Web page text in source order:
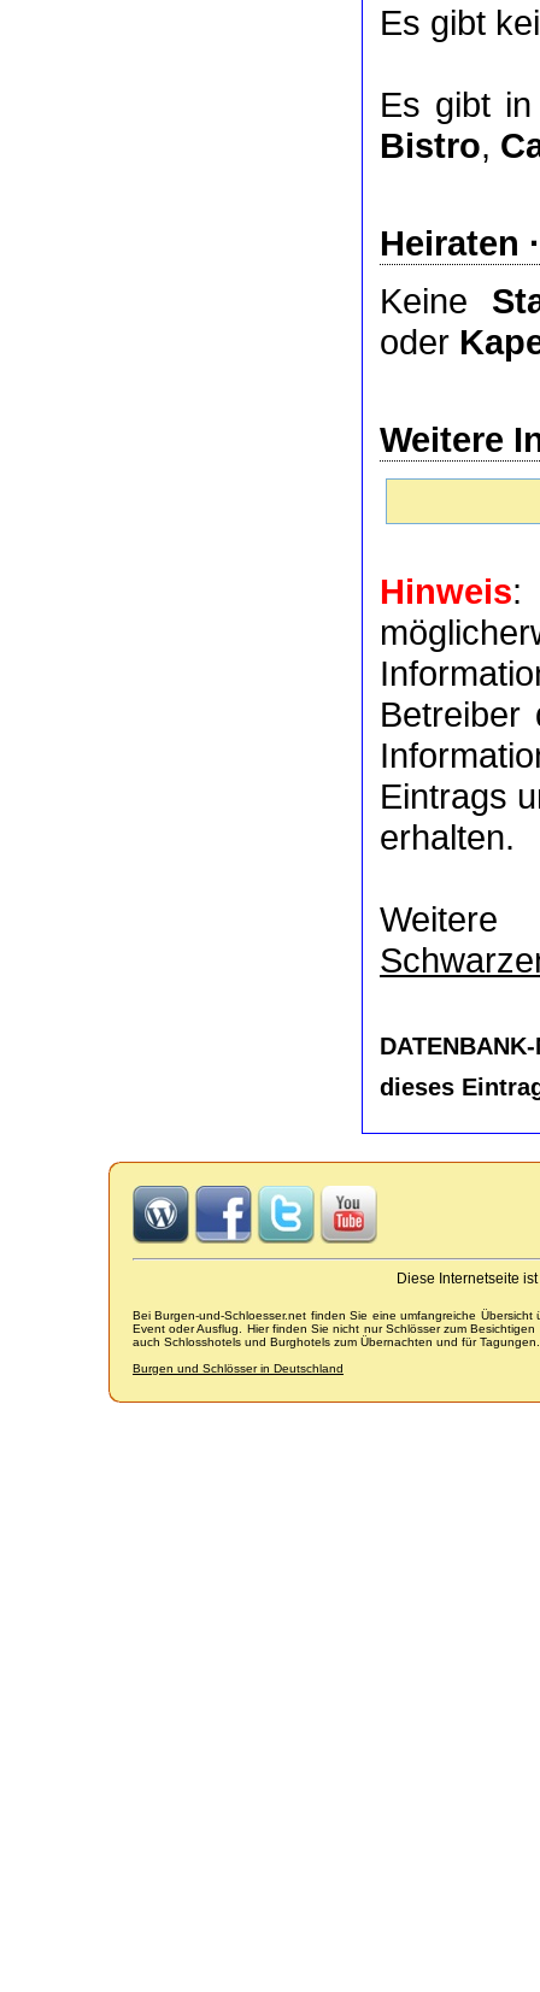
Es gibt
Es gibt
Bistro,
Heiraten
Keine
oder
Weitere
Hinweis:
Eintrags
erhalten.
dieses
Diese Internetseite
Bei Burgen-und-Schloesser.net finden Sie eine umfangreiche
Event oder Ausflug. Hier finden Sie nicht nur Schlösser zum
auch Schlosshotels und Burghotels zum Übernachten und für Tagungen.
Burgen und Schlösser in Deutschland